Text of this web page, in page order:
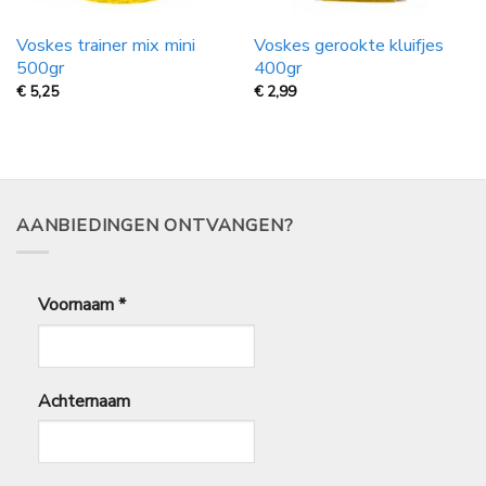
Voskes trainer mix mini
500gr
€ 5,25
Voskes gerookte kluifjes
400gr
€ 2,99
AANBIEDINGEN ONTVANGEN?
Voornaam*
Achternaam